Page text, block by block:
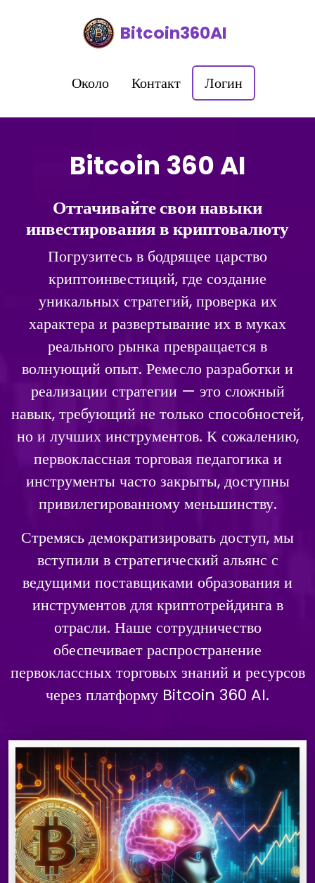
Bitcoin360AI
Около Контакт Логин
Bitcoin 360 AI
Оттачивайте свои навыки
инвестирования в криптовалюту
Погрузитесь в бодрящее царство
криптоинвестиций, где создание
уникальных стратегий, проверка их
характера и развертывание их в муках
реального рынка превращается в
волнующий опыт. Ремесло разработки и
реализации стратегии — это сложный
навык, требующий не только способностей,
но и лучших инструментов. К сожалению,
первоклассная торговая педагогика и
инструменты часто закрыты, доступны
привилегированному меньшинству.
Стремясь демократизировать доступ, мы
вступили в стратегический альянс с
ведущими поставщиками образования и
инструментов для криптотрейдинга в
отрасли. Наше сотрудничество
обеспечивает распространение
первоклассных торговых знаний и ресурсов
через платформу Bitcoin 360 AI.